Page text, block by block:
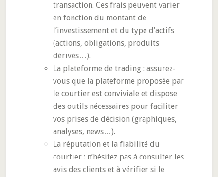
transaction. Ces frais peuvent varier
en fonction du montant de
l’investissement et du type d’actifs
(actions, obligations, produits
dérivés…).
La plateforme de trading : assurez-
vous que la plateforme proposée par
le courtier est conviviale et dispose
des outils nécessaires pour faciliter
vos prises de décision (graphiques,
analyses, news…).
La réputation et la fiabilité du
courtier : n’hésitez pas à consulter les
avis des clients et à vérifier si le